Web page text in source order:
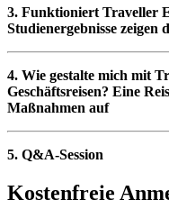
3. Funktioniert Traveller
Studienergebnisse zeigen
4. Wie gestalte mich mit
Geschäftsreisen? Eine
Maßnahmen auf
5. Q&A-Session
Kostenfreie